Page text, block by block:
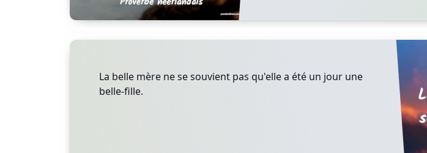
La belle mère ne se souvient pas qu'elle a été un jour une
belle-fille.